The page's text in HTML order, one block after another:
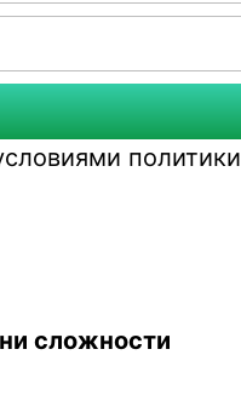
политики
сложности